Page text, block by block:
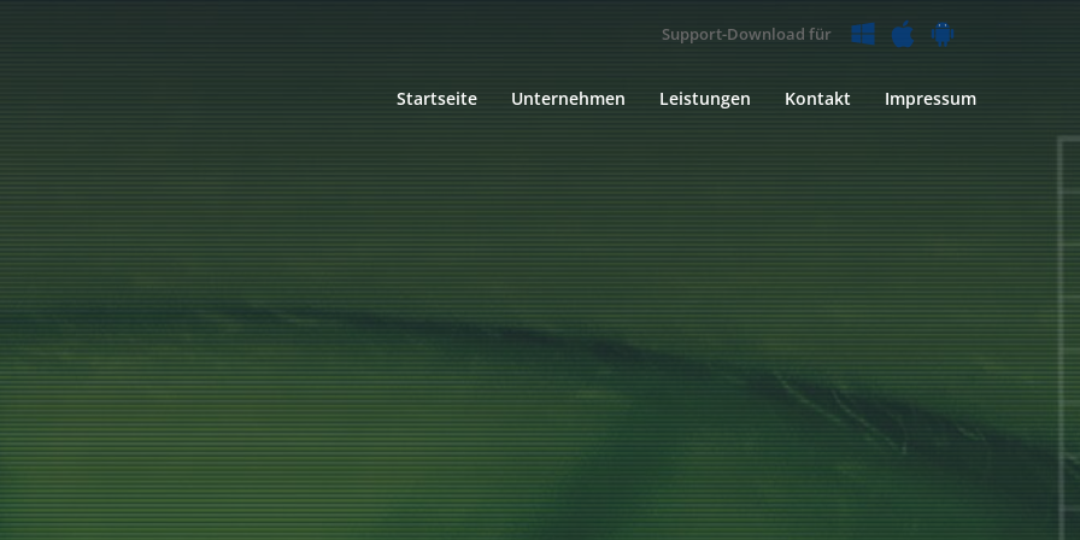
Support-Download für
Startseite Unternehmen Leistungen Kontakt Impressum